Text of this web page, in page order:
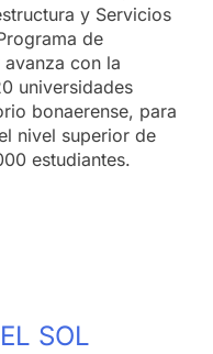
y Servicios
de
con la
universidades
bonaerense, para
nivel superior de
estudiantes.
SOL